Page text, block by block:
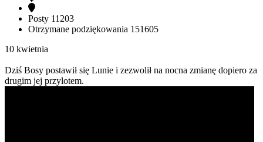
Posty 11203
Otrzymane podziękowania 151605
10 kwietnia
Dziś Bosy postawił się Lunie i zezwolił na nocna zmianę dopiero za
drugim jej przylotem.